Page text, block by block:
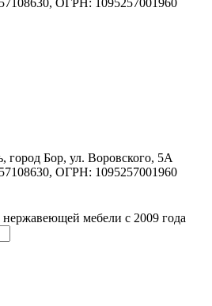
ОГРН: 1095257001960
город Бор, ул. Воровского, 5А
ОГРН: 1095257001960
мебели с 2009 года